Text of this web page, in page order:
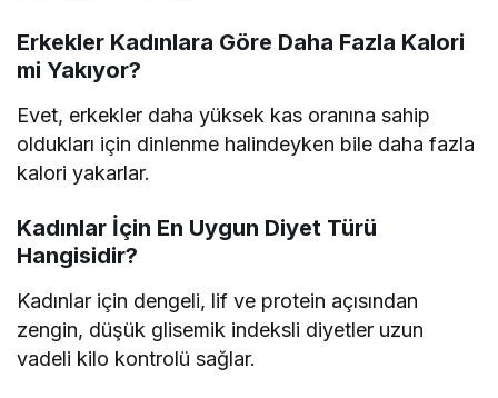
Erkekler Kadınlara Göre Daha Fazla Kalori
mi Yakıyor?
Evet, erkekler daha yüksek kas oranına sahip
oldukları için dinlenme halindeyken bile daha fazla
kalori yakarlar.
Kadınlar İçin En Uygun Diyet Türü
Hangisidir?
Kadınlar için dengeli, lif ve protein açısından
zengin, düşük glisemik indeksli diyetler uzun
vadeli kilo kontrolü sağlar.